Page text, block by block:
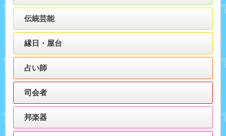
伝統芸能
縁日・屋台
占い師
司会者
邦楽器